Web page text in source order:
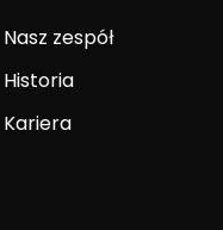
Nasz zespół
Historia
Kariera